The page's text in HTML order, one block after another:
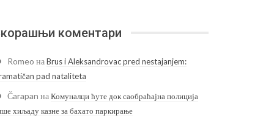
коментари
Romeo наBrus i Aleksandrovac pred nestajanjem:
pad nataliteta
Čarapan наКомуналци ћуте док саобраћајна полиција
хиљаду казне за бахато паркирање